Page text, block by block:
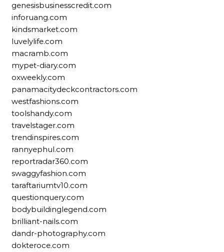
genesisbusinesscredit.com
inforuang.com
kindsmarket.com
luvelylife.com
macramb.com
mypet-diary.com
oxweekly.com
panamacitydeckcontractors.com
westfashions.com
toolshandy.com
travelstager.com
trendinspires.com
rannyephul.com
reportradar360.com
swaggyfashion.com
taraftariumtv10.com
questionquery.com
bodybuildinglegend.com
brilliant-nails.com
dandr-photography.com
dokteroce.com